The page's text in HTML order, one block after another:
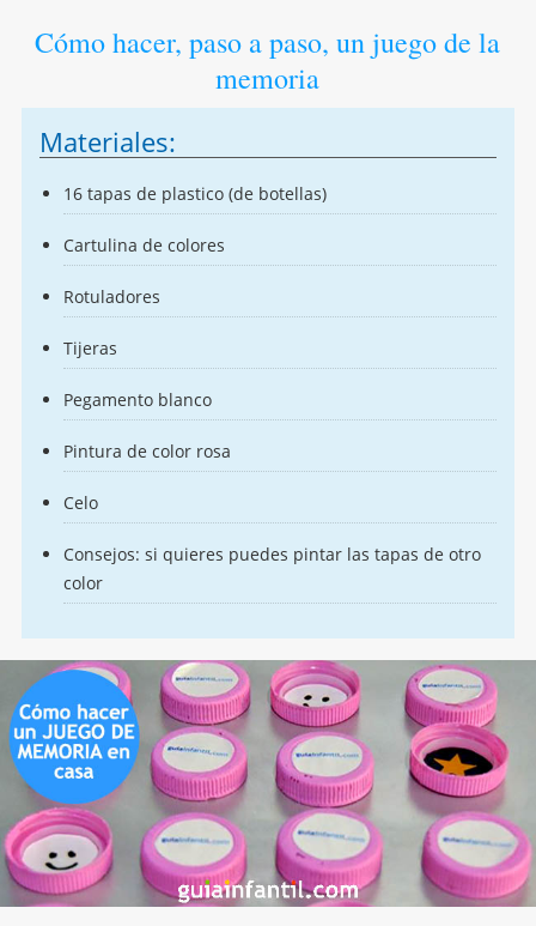
Cómo hacer, paso a paso, un juego de la
memoria
Materiales:
16 tapas de plastico (de botellas)
Cartulina de colores
Rotuladores
Tijeras
Pegamento blanco
Pintura de color rosa
Celo
Consejos: si quieres puedes pintar las tapas de otro
color